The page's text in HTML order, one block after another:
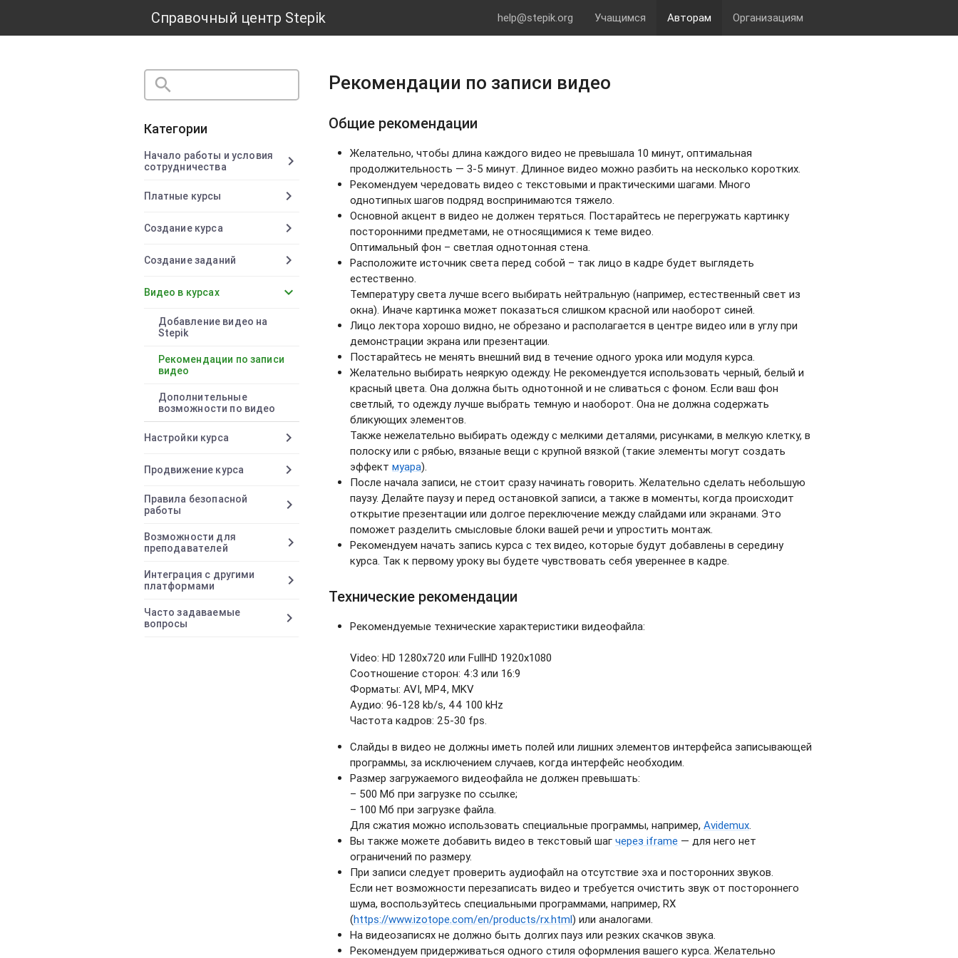
Справочный центр Stepik help@stepik.org Учащимся Авторам Организациям
search
Категории
Начало работы и условия
сотрудничества
chevron_right
Платные курсы chevron_right
Создание курса chevron_right
Создание заданий chevron_right
Видео в курсах chevron_right
Добавление видео на
Stepik
Рекомендации по записи
видео
Дополнительные
возможности по видео
Настройки курса chevron_right
Продвижение курса chevron_right
Правила безопасной
работы
chevron_right
Возможности для
преподавателей
chevron_right
Интеграция с другими
платформами
chevron_right
Часто задаваемые
вопросы
chevron_right
Рекомендации по записи видео
Общие рекомендации
Желательно, чтобы длина каждого видео не превышала 10 минут, оптимальная
продолжительность — 3-5 минут. Длинное видео можно разбить на несколько коротких.
Рекомендуем чередовать видео с текстовыми и практическими шагами. Много
однотипных шагов подряд воспринимаются тяжело.
Основной акцент в видео не должен теряться. Постарайтесь не перегружать картинку
посторонними предметами, не относящимися к теме видео.
Оптимальный фон – светлая однотонная стена.
Расположите источник света перед собой – так лицо в кадре будет выглядеть
естественно.
Температуру света лучше всего выбирать нейтральную (например, естественный свет из
окна). Иначе картинка может показаться слишком красной или наоборот синей.
Лицо лектора хорошо видно, не обрезано и располагается в центре видео или в углу при
демонстрации экрана или презентации.
Постарайтесь не менять внешний вид в течение одного урока или модуля курса.
Желательно выбирать неяркую одежду. Не рекомендуется использовать черный, белый и
красный цвета. Она должна быть однотонной и не сливаться с фоном. Если ваш фон
светлый, то одежду лучше выбрать темную и наоборот. Она не должна содержать
бликующих элементов.
Также нежелательно выбирать одежду с мелкими деталями, рисунками, в мелкую клетку, в
полоску или с рябью, вязаные вещи с крупной вязкой (такие элементы могут создать
эффектмуара).
После начала записи, не стоит сразу начинать говорить. Желательно сделать небольшую
паузу. Делайте паузу и перед остановкой записи, а также в моменты, когда происходит
открытие презентации или долгое переключение между слайдами или экранами. Это
поможет разделить смысловые блоки вашей речи и упростить монтаж.
Рекомендуем начать запись курса с тех видео, которые будут добавлены в середину
курса. Так к первому уроку вы будете чувствовать себя увереннее в кадре.
Технические рекомендации
Рекомендуемые технические характеристики видеофайла:
Video: HD 1280х720 или FullHD 1920х1080
Соотношение сторон: 4:3 или 16:9
Форматы: AVI, MP4, MKV
Аудио: 96-128 kb/s, 44 100 kHz
Частота кадров: 25-30 fps.
Слайды в видео не должны иметь полей или лишних элементов интерфейса записывающей
программы, за исключением случаев, когда интерфейс необходим.
Размер загружаемого видеофайла не должен превышать:
– 500 Мб при загрузке по ссылке;
– 100 Мб при загрузке файла.
Для сжатия можно использовать специальные программы, например,Avidemux.
Вы также можете добавить видео в текстовый шагчерез iframe — для него нет
ограничений по размеру.
При записи следует проверить аудиофайл на отсутствие эха и посторонних звуков.
Если нет возможности перезаписать видео и требуется очистить звук от постороннего
шума, воспользуйтесь специальными программами, например, RX
(https://www.izotope.com/en/products/rx.html) или аналогами.
На видеозаписях не должно быть долгих пауз или резких скачков звука.
Рекомендуем придерживаться одного стиля оформления вашего курса. Желательно